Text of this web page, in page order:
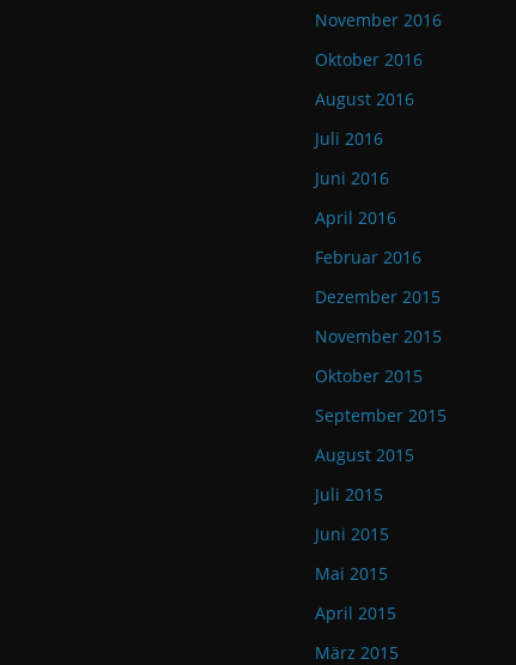
November 2016
Oktober 2016
August 2016
Juli 2016
Juni 2016
April 2016
Februar 2016
Dezember 2015
November 2015
Oktober 2015
September 2015
August 2015
Juli 2015
Juni 2015
Mai 2015
April 2015
März 2015